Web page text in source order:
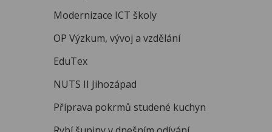
více
více
Modernizace ICT školy
OP Výzkum, vývoj a vzdělání
EduTex
NUTS II Jihozápad
Příprava pokrmů studené kuchyn